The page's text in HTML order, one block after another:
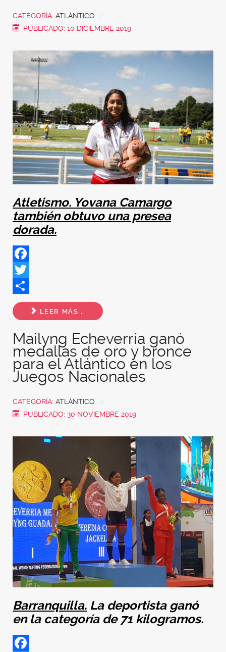
CATEGORÍA: ATLÁNTICO
PUBLICADO: 10 DICIEMBRE 2019
Atletismo. Yovana Camargo
también obtuvo una presea
dorada.
Facebook
Twitter
Share
LEER MÁS...
Mailyng Echeverría ganó
medallas de oro y bronce
para el Atlántico en los
Juegos Nacionales
CATEGORÍA: ATLÁNTICO
PUBLICADO: 30 NOVIEMBRE 2019
Barranquilla. La deportista ganó
en la categoría de 71 kilogramos.